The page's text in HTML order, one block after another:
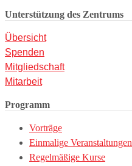
Unterstützung des Zentrums
Übersicht
Spenden
Mitgliedschaft
Mitarbeit
Programm
Vorträge
Einmalige Veranstaltungen
Regelmäßige Kurse